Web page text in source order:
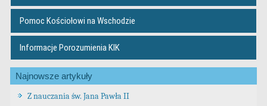
Pomoc Kościołowi na Wschodzie
Informacje Porozumienia KIK
Najnowsze artykuły
Z nauczania św. Jana Pawła II